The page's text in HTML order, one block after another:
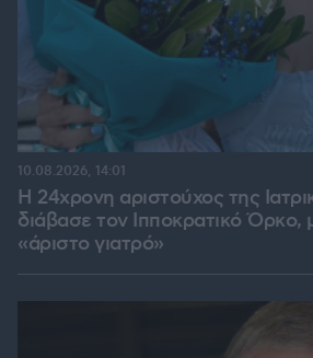
Η 24χρονη αριστούχος της
διάβασε τον Ιπποκρατικό Όρκο,
«άριστο γιατρό»
10.08.2026, 14:01